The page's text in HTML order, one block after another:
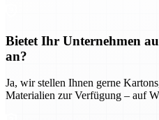
Bietet Ihr Unternehmen
an?
Ja, wir stellen Ihnen gerne
Materialien zur Verfügung – auf